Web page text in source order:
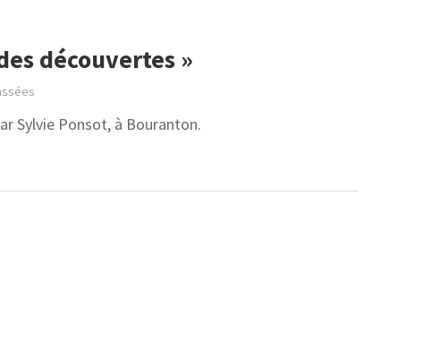
découvertes »
Sylvie Ponsot, à Bouranton.